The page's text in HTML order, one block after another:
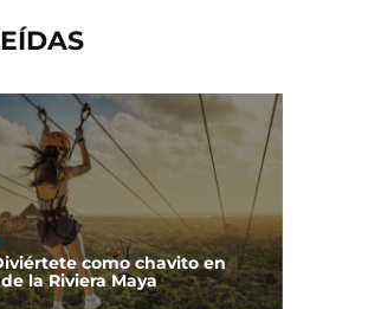
como chavito en
la Riviera Maya